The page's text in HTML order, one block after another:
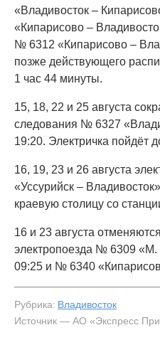
«Владивосток –
«Кипарисово –
№ 6312 «Кипарисово –
позже действующего
1 час 44 минуты.
15, 18, 22 и 25 августа
следования № 6327
19:20. Электричка пойдёт
16, 19, 23 и 26 августа
«Уссурийск –
краевую столицу со
16 и 23 августа
электропоезда № 6309 «М.
09:25 и № 6340
Рубрика: Владивосток
Источник — АО «Экспресс